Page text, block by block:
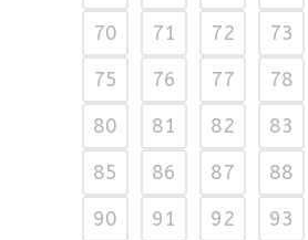
70
71 72 73
75
76 77 78
80
81 82 83
85
86 87 88
90
91 92 93